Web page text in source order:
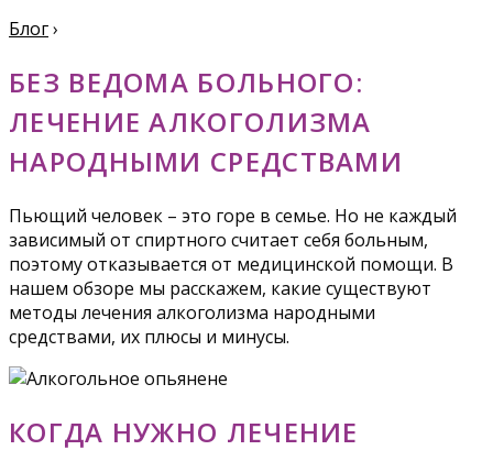
Блог›
БЕЗ ВЕДОМА БОЛЬНОГО:
ЛЕЧЕНИЕ АЛКОГОЛИЗМА
НАРОДНЫМИ СРЕДСТВАМИ
Пьющий человек – это горе в семье. Но не каждый
зависимый от спиртного считает себя больным,
поэтому отказывается от медицинской помощи. В
нашем обзоре мы расскажем, какие существуют
методы лечения алкоголизма народными
средствами, их плюсы и минусы.
КОГДА НУЖНО ЛЕЧЕНИЕ